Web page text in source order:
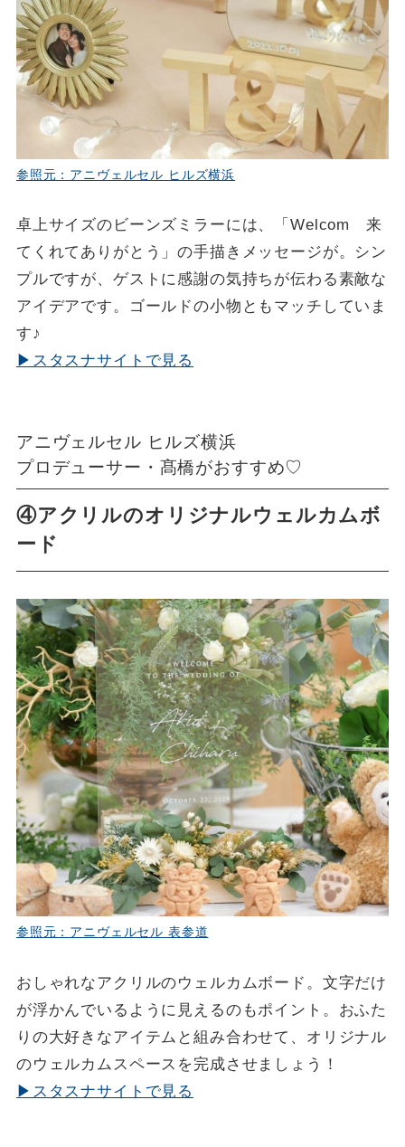
参照元：アニヴェルセル ヒルズ横浜
卓上サイズのビーンズミラーには、「Welcom 来
てくれてありがとう」の手描きメッセージが。シン
プルですが、ゲストに感謝の気持ちが伝わる素敵な
アイデアです。ゴールドの小物ともマッチしていま
す♪
▶スタスナサイトで見る
アニヴェルセル ヒルズ横浜
プロデューサー・髙橋がおすすめ♡
④アクリルのオリジナルウェルカムボ
ード
参照元：アニヴェルセル 表参道
おしゃれなアクリルのウェルカムボード。文字だけ
が浮かんでいるように見えるのもポイント。おふた
りの大好きなアイテムと組み合わせて、オリジナル
のウェルカムスペースを完成させましょう！
▶スタスナサイトで見る